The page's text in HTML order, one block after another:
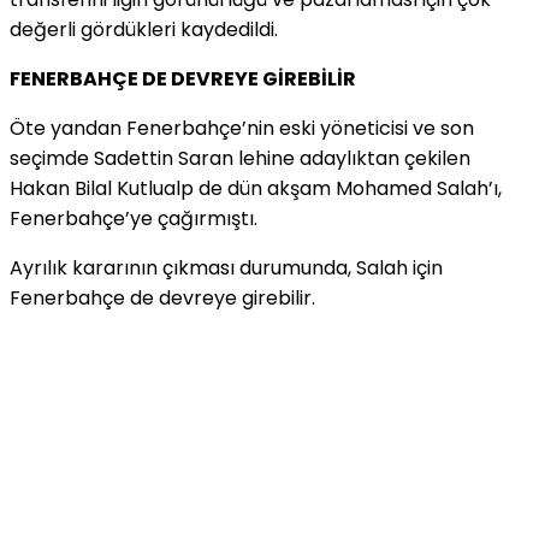
değerli gördükleri kaydedildi.
FENERBAHÇE DE DEVREYE GİREBİLİR
Öte yandan Fenerbahçe’nin eski yöneticisi ve son
seçimde Sadettin Saran lehine adaylıktan çekilen
Hakan Bilal Kutlualp de dün akşam Mohamed Salah’ı,
Fenerbahçe’ye çağırmıştı.
Ayrılık kararının çıkması durumunda, Salah için
Fenerbahçe de devreye girebilir.